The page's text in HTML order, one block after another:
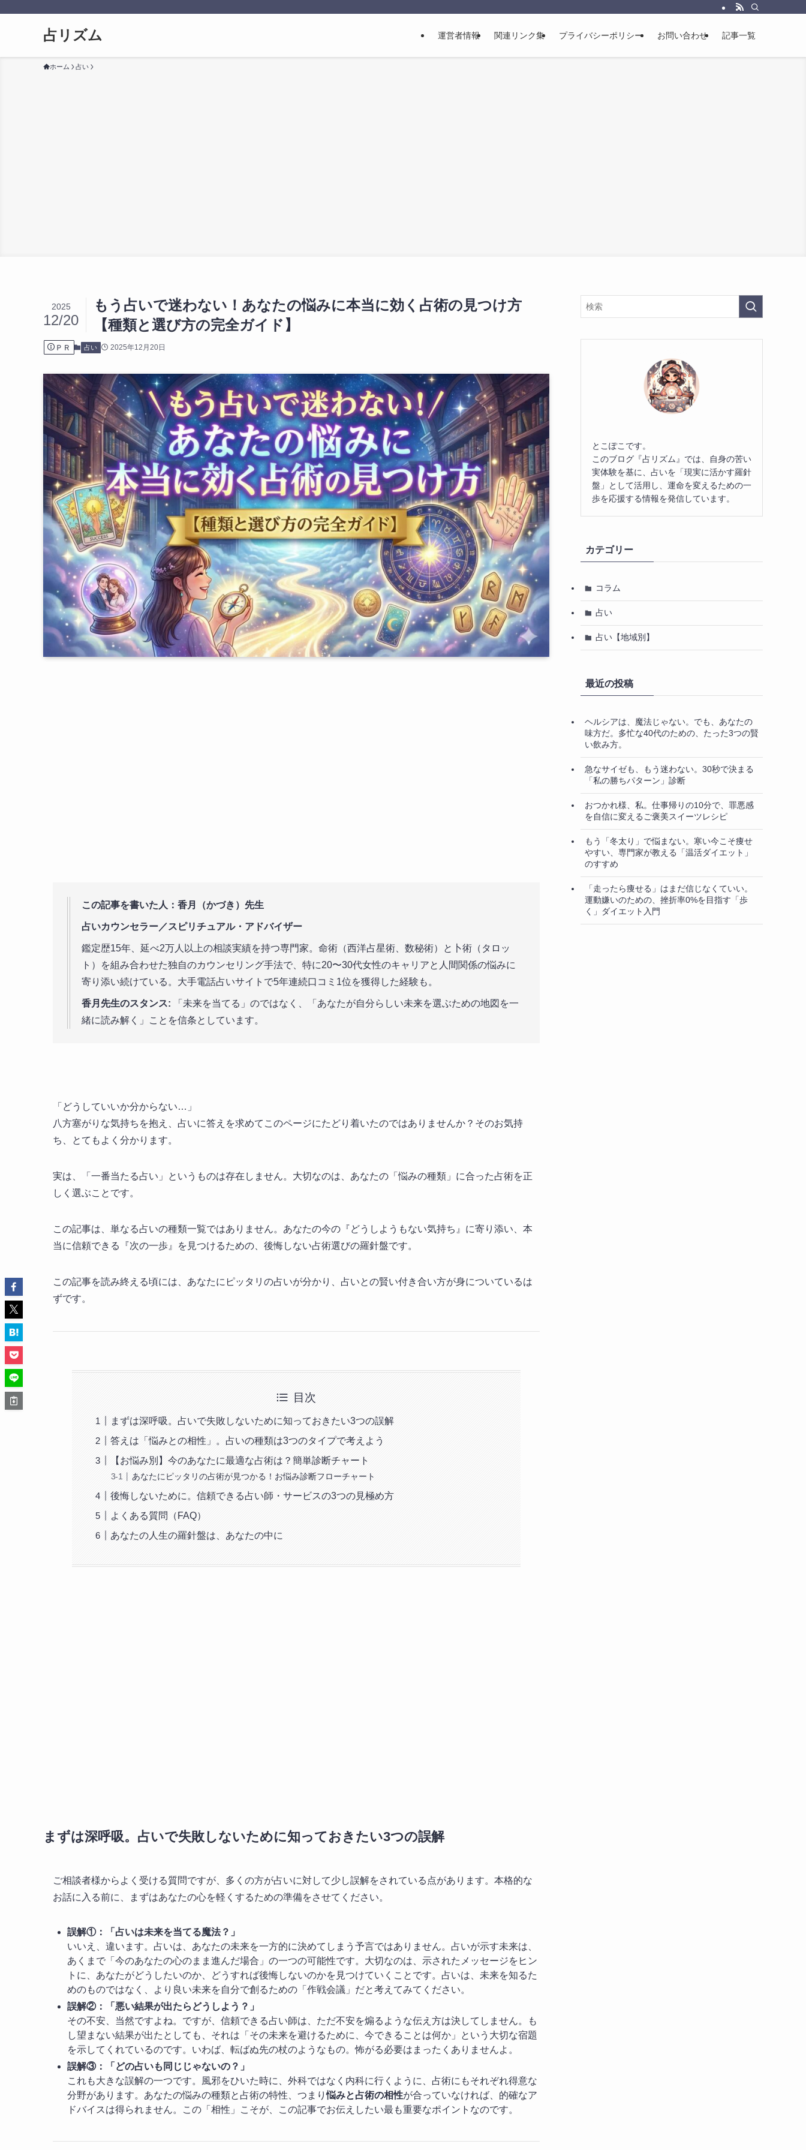
占リズム 運営者情報 関連リンク集 プライバシーポリシー お問い合わせ 記事一覧
ホーム 占い
もう占いで迷わない！あなたの悩みに本当に効く占術の見つけ方
【種類と選び方の完全ガイド】
2025
12/20
ＰＲ 占い 2025年12月20日
この記事を書いた人：香月（かづき）先生
占いカウンセラー／スピリチュアル・アドバイザー
鑑定歴15年、延べ2万人以上の相談実績を持つ専門家。命術（西洋占星術、数秘術）と卜術（タロッ
ト）を組み合わせた独自のカウンセリング手法で、特に20〜30代女性のキャリアと人間関係の悩みに
寄り添い続けている。大手電話占いサイトで5年連続口コミ1位を獲得した経験も。
香月先生のスタンス: 「未来を当てる」のではなく、「あなたが自分らしい未来を選ぶための地図を一
緒に読み解く」ことを信条としています。
「どうしていいか分からない…」
八方塞がりな気持ちを抱え、占いに答えを求めてこのページにたどり着いたのではありませんか？そのお気持
ち、とてもよく分かります。
実は、「一番当たる占い」というものは存在しません。大切なのは、あなたの「悩みの種類」に合った占術を正
しく選ぶことです。
この記事は、単なる占いの種類一覧ではありません。あなたの今の『どうしようもない気持ち』に寄り添い、本
当に信頼できる『次の一歩』を見つけるための、後悔しない占術選びの羅針盤です。
この記事を読み終える頃には、あなたにピッタリの占いが分かり、占いとの賢い付き合い方が身についているは
ずです。
目次
まずは深呼吸。占いで失敗しないために知っておきたい3つの誤解
答えは「悩みとの相性」。占いの種類は3つのタイプで考えよう
【お悩み別】今のあなたに最適な占術は？簡単診断チャート
あなたにピッタリの占術が見つかる！お悩み診断フローチャート
後悔しないために。信頼できる占い師・サービスの3つの見極め方
よくある質問（FAQ）
あなたの人生の羅針盤は、あなたの中に
まずは深呼吸。占いで失敗しないために知っておきたい3つの誤解
ご相談者様からよく受ける質問ですが、多くの方が占いに対して少し誤解をされている点があります。本格的な
お話に入る前に、まずはあなたの心を軽くするための準備をさせてください。
誤解①：「占いは未来を当てる魔法？」
いいえ、違います。占いは、あなたの未来を一方的に決めてしまう予言ではありません。占いが示す未来は、
あくまで「今のあなたの心のまま進んだ場合」の一つの可能性です。大切なのは、示されたメッセージをヒン
トに、あなたがどうしたいのか、どうすれば後悔しないのかを見つけていくことです。占いは、未来を知るた
めのものではなく、より良い未来を自分で創るための「作戦会議」だと考えてみてください。
誤解②：「悪い結果が出たらどうしよう？」
その不安、当然ですよね。ですが、信頼できる占い師は、ただ不安を煽るような伝え方は決してしません。も
し望まない結果が出たとしても、それは「その未来を避けるために、今できることは何か」という大切な宿題
を示してくれているのです。いわば、転ばぬ先の杖のようなもの。怖がる必要はまったくありませんよ。
誤解③：「どの占いも同じじゃないの？」
これも大きな誤解の一つです。風邪をひいた時に、外科ではなく内科に行くように、占術にもそれぞれ得意な
分野があります。あなたの悩みの種類と占術の特性、つまり悩みと占術の相性が合っていなければ、的確なア
ドバイスは得られません。この「相性」こそが、この記事でお伝えしたい最も重要なポイントなのです。
とこぽこです。
このブログ『占リズム』では、自身の苦い
実体験を基に、占いを「現実に活かす羅針
盤」として活用し、運命を変えるための一
歩を応援する情報を発信しています。
カテゴリー
コラム
占い
占い【地域別】
最近の投稿
ヘルシアは、魔法じゃない。でも、あなたの
味方だ。多忙な40代のための、たった3つの賢
い飲み方。
急なサイゼも、もう迷わない。30秒で決まる
「私の勝ちパターン」診断
おつかれ様、私。仕事帰りの10分で、罪悪感
を自信に変えるご褒美スイーツレシピ
もう「冬太り」で悩まない。寒い今こそ痩せ
やすい、専門家が教える「温活ダイエット」
のすすめ
「走ったら痩せる」はまだ信じなくていい。
運動嫌いのための、挫折率0%を目指す「歩
く」ダイエット入門